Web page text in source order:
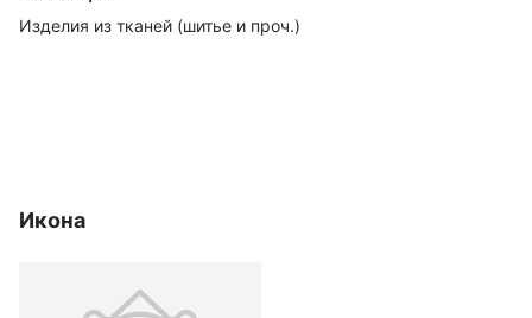
Изделия из тканей (шитье и проч.)
Икона